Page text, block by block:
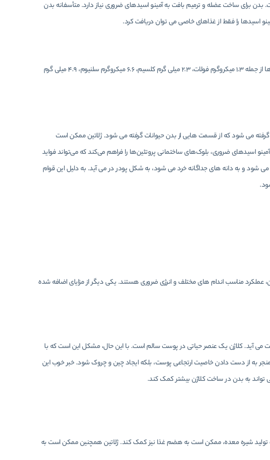
برای ساخت عضله و ترمیم بافت به آمینو اسیدهای ضروری نیاز دارد. متأسفانه بدن
اسیدها را فقط از غذاهای خاصی می توان دریافت کرد.
پروتئین سفیده تخم مرغ همچنین حاوی سطوح بالایی از مواد معدنی و ویتامین ها از جمله 1.3 میکروگرم فولات، 2.3 میلی گرم کلسیم، 6.6 میکروگرم سلنیوم، 4.9 میلی گرم
می شود که از قسمت هایی از بدن حیوانات گرفته می شود. ژلاتین ممکن است
اسیدهای ضروری، بلوک‌های ساختمانی پروتئین‌ها را فراهم می‌کند که می‌تواند فواید
شود و به دانه های جداگانه خرد می شود، به شکل پودر در می آید. به دلیل این قوام
مناسب اندام های مختلف و انرژی ضروری هستند. یکی دیگر از مزایای اضافه شده
می آید. کلاژن یک عنصر حیاتی در پوست سالم است. با این حال، مشکل این است که با
به از دست دادن خاصیت ارتجاعی پوست، بلکه ایجاد چین و چروک شود. خبر خوب این
تواند به بدن در ساخت کلاژن بیشتر کمک کند.
شیره معده، ممکن است به هضم غذا نیز کمک کند. ژلاتین همچنین ممکن است به